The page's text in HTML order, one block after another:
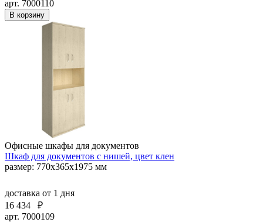
арт. 7000110
В корзину
Офисные шкафы для документов
Шкаф для документов с нишей, цвет клен
размер: 770х365х1975 мм
доставка от 1 дня
16 434
₽
арт. 7000109